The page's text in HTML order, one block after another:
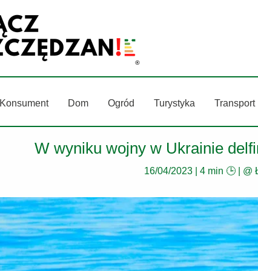
Konsument Dom Ogród Turystyka Transport
W wyniku wojny w Ukrainie
16/04/2023 4 min 🕒 | @